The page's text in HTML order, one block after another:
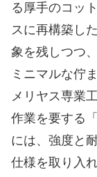
る厚手のコッ
スに再構築し
象を残しつつ
ミニマルな佇
メリヤス専業
作業を要する
には、強度と
仕様を取り入